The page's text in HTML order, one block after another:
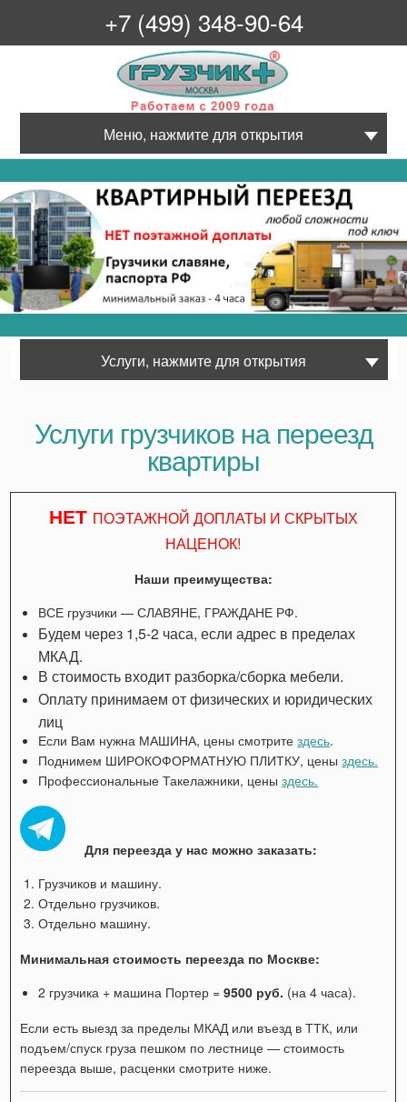
+7 (499) 348-90-64
Грузчик+
Меню, нажмите для открытия
Услуги, нажмите для открытия
Услуги грузчиков на переезд
квартиры
НЕТ ПОЭТАЖНОЙ ДОПЛАТЫ И СКРЫТЫХ
НАЦЕНОК!
Наши преимущества:
ВСЕ грузчики — СЛАВЯНЕ, ГРАЖДАНЕ РФ.
Будем через 1,5-2 часа, если адрес в пределах
МКАД.
В стоимость входит разборка/сборка мебели.
Оплату принимаем от физических и юридических
лиц
Если Вам нужна МАШИНА, цены смотритездесь.
Поднимем ШИРОКОФОРМАТНУЮ ПЛИТКУ, ценыздесь.
Профессиональные Такелажники, ценыздесь.
Для переезда у нас можно заказать:
Грузчиков и машину.
Отдельно грузчиков.
Отдельно машину.
Минимальная стоимость переезда по Москве:
2 грузчика + машина Портер =9500 руб. (на 4 часа).
Если есть выезд за пределы МКАД или въезд в ТТК, или
подъем/спуск груза пешком по лестнице — стоимость
переезда выше, расценки смотрите ниже.